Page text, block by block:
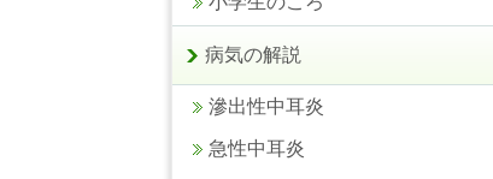
病気の解説
滲出性中耳炎
急性中耳炎